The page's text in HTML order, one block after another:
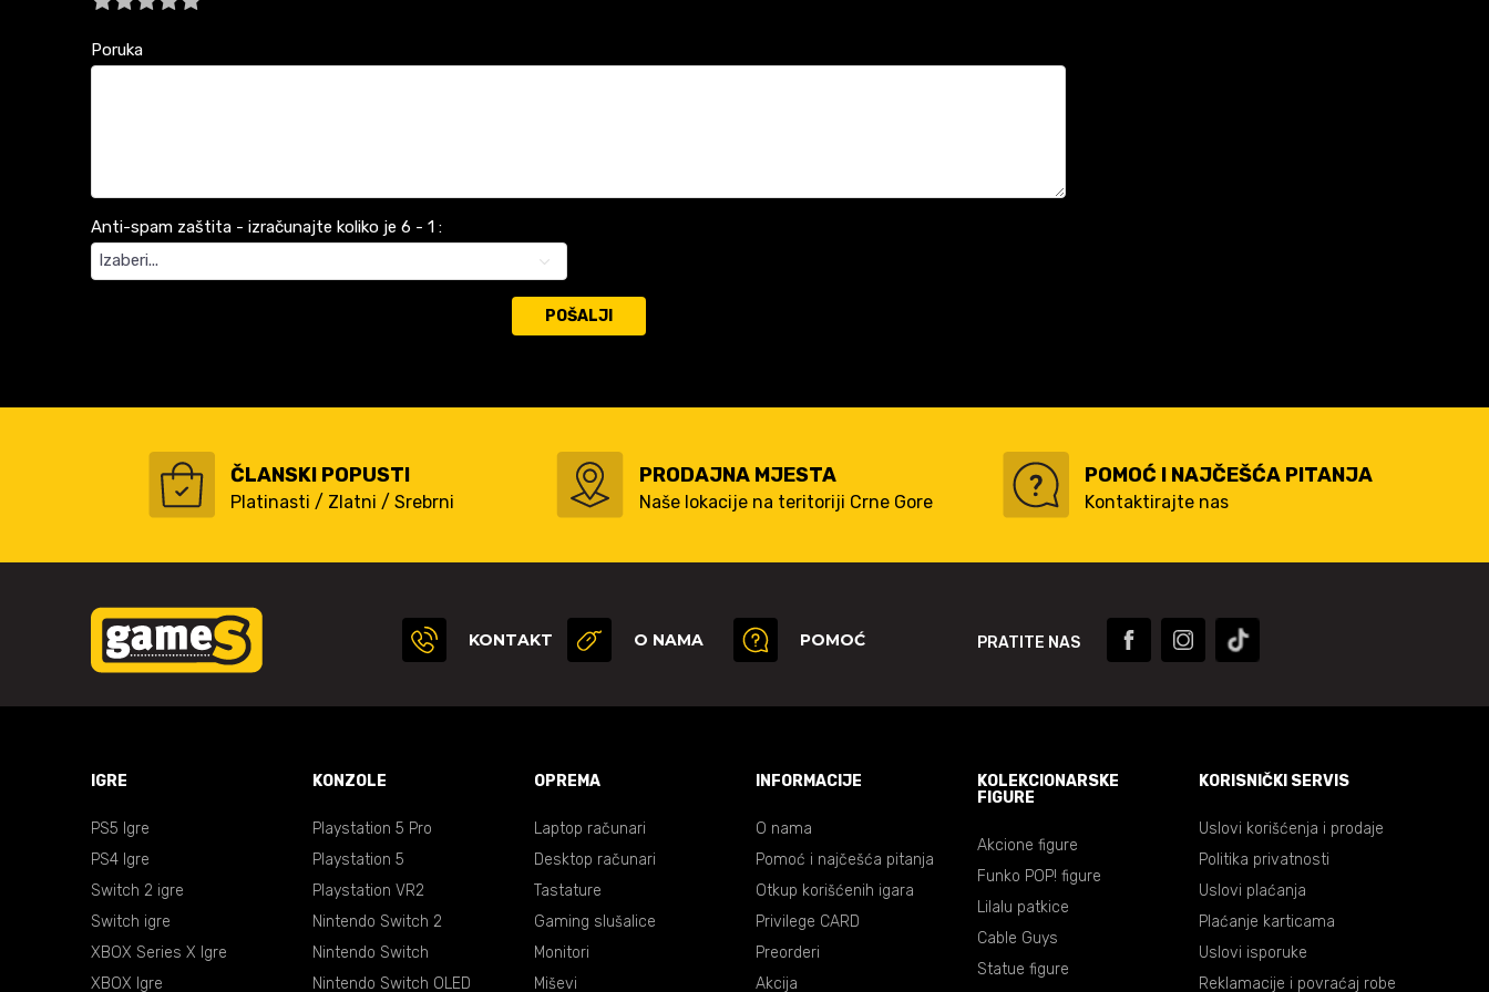
Poruka
Anti-spam zaštita - izračunajte koliko je 6 - 1 :
POŠALJI
ČLANSKI POPUSTI
Platinasti / Zlatni / Srebrni
PRODAJNA MJESTA
Naše lokacije na teritoriji Crne Gore
POMOĆ I NAJČEŠĆA PITANJA
Kontaktirajte nas
KONTAKT O NAMA POMOĆ PRATITE NAS
IGRE
PS5 Igre
PS4 Igre
Switch 2 igre
Switch igre
XBOX Series X Igre
XBOX Igre
KONZOLE
Playstation 5 Pro
Playstation 5
Playstation VR2
Nintendo Switch 2
Nintendo Switch
Nintendo Switch OLED
OPREMA
Laptop računari
Desktop računari
Tastature
Gaming slušalice
Monitori
Miševi
INFORMACIJE
O nama
Pomoć i najčešća pitanja
Otkup korišćenih igara
Privilege CARD
Preorderi
Akcija
KOLEKCIONARSKE
FIGURE
Akcione figure
Funko POP! figure
Lilalu patkice
Cable Guys
Statue figure
KORISNIČKI SERVIS
Uslovi korišćenja i prodaje
Politika privatnosti
Uslovi plaćanja
Plaćanje karticama
Uslovi isporuke
Reklamacije i povraćaj robe